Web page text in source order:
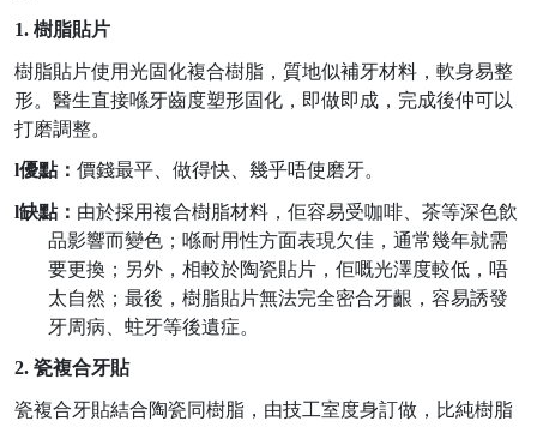
1. 樹脂貼片
樹脂貼片使用光固化複合樹脂，質地似補牙材料，軟身易整
形。醫生直接喺牙齒度塑形固化，即做即成，完成後仲可以
打磨調整。
l優點： 價錢最平、做得快、幾乎唔使磨牙。
l缺點： 由於採用複合樹脂材料，佢容易受咖啡、茶等深色飲
品影響而變色；喺耐用性方面表現欠佳，通常幾年就需
要更換；另外，相較於陶瓷貼片，佢嘅光澤度較低，唔
太自然；最後，樹脂貼片無法完全密合牙齦，容易誘發
牙周病、蛀牙等後遺症。
2. 瓷複合牙貼
瓷複合牙貼結合陶瓷同樹脂，由技工室度身訂做，比純樹脂